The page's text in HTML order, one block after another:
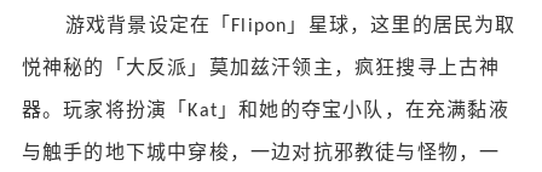
游戏背景设定在「 Flipon 」星球，这里的居民为取
悦神秘的「大反派」莫加兹汗领主，疯狂搜寻上古神
器。玩家将扮演「 Kat 」和她的夺宝小队，在充满黏液
与触手的地下城中穿梭，一边对抗邪教徒与怪物，一